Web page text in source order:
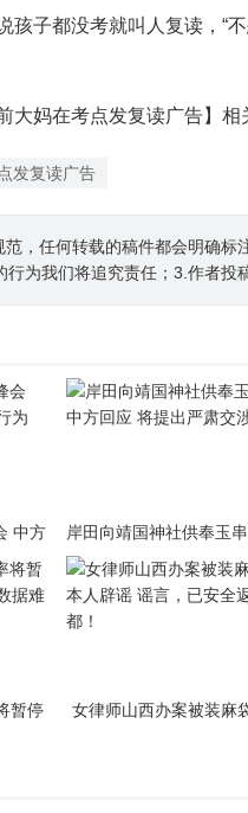
子都没考就叫人复读，“不
妈在考点发复读广告】相
发复读广告
范，任何转载的稿件都会明确
行为我们将追究责任；3.作者投
中方
岸田向靖国神社供奉玉
暂停
女律师山西办案被装麻